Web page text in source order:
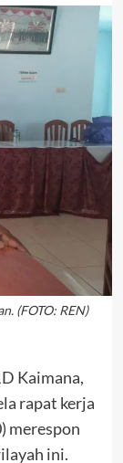
(FOTO: REN)
Kaimana,
rapat kerja
merespon
ini.